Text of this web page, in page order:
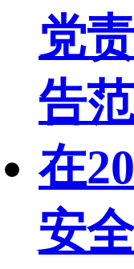
党
告
在
安